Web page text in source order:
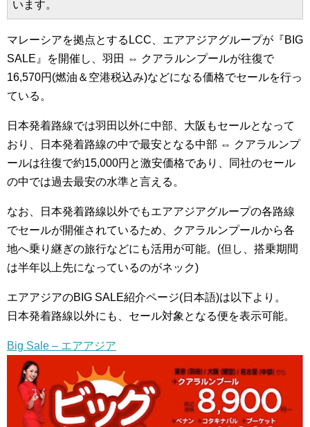
います。
マレーシアを拠点とするLCC、エアアジアグループが『BIG
SALE』を開催し、羽田 ⇔ クアラルンプールが往復で
16,570円(燃油＆空港税込み)などになる価格でセールを行っ
ている。
日本発着路線では羽田以外に中部、大阪もセールとなって
おり、日本発着路線の中で最安となる中部 ⇔ クアラルンプ
ールは往復で約15,000円と激安価格であり、同社のセール
の中では過去最安の水準と言える。
なお、日本発着路線以外でもエアアジアグループの各路線
でセールが開催されているため、クアラルンプールから各
地へ乗り継ぎの旅行などにも活用が可能。(但し、搭乗期間
は半年以上先になっているのがネック)
エアアジアのBIG SALE紹介ページ(日本語)は以下より。
日本発着路線以外にも、セール対象となる便を表示可能。
Big Sale – エアアジア